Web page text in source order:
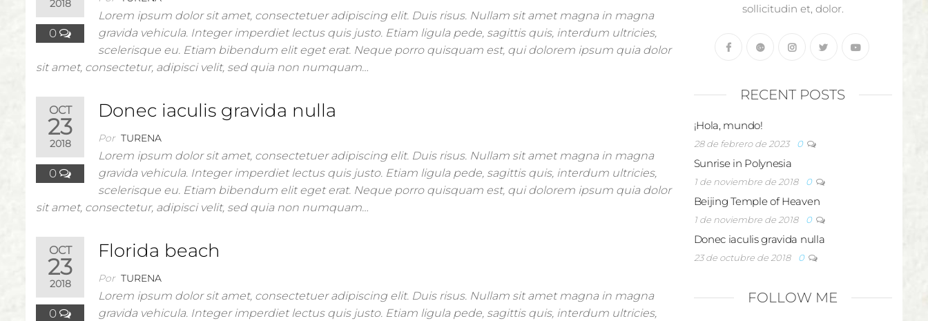
2018
0
Lorem ipsum dolor sit amet, consectetuer adipiscing elit. Duis risus. Nullam sit amet magna in magna
gravida vehicula. Integer imperdiet lectus quis justo. Etiam ligula pede, sagittis quis, interdum ultricies,
scelerisque eu. Etiam bibendum elit eget erat. Neque porro quisquam est, qui dolorem ipsum quia dolor
sit amet, consectetur, adipisci velit, sed quia non numquam…
OCT
23
2018
0
Donec iaculis gravida nulla
Por TURENA
Lorem ipsum dolor sit amet, consectetuer adipiscing elit. Duis risus. Nullam sit amet magna in magna
gravida vehicula. Integer imperdiet lectus quis justo. Etiam ligula pede, sagittis quis, interdum ultricies,
scelerisque eu. Etiam bibendum elit eget erat. Neque porro quisquam est, qui dolorem ipsum quia dolor
sit amet, consectetur, adipisci velit, sed quia non numquam…
OCT
23
2018
0
Florida beach
Por TURENA
Lorem ipsum dolor sit amet, consectetuer adipiscing elit. Duis risus. Nullam sit amet magna in magna
gravida vehicula. Integer imperdiet lectus quis justo. Etiam ligula pede, sagittis quis, interdum ultricies,
sollicitudin et, dolor.
RECENT POSTS
¡Hola, mundo!
28 de febrero de 2023 0
Sunrise in Polynesia
1 de noviembre de 2018 0
Beijing Temple of Heaven
1 de noviembre de 2018 0
Donec iaculis gravida nulla
23 de octubre de 2018 0
FOLLOW ME